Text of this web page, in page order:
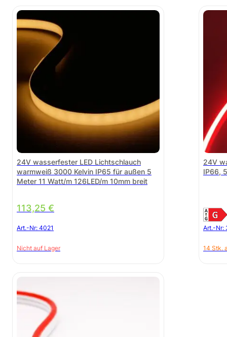
24V wasserfester LED Lichtschlauch
warmweiß 3000 Kelvin IP65 für außen 5
Meter 11 Watt/m 126LED/m 10mm breit
113,25 €
Art.-Nr: 4021
Nicht auf Lager
24V
IP66,
Art.-Nr:
14 Stk.